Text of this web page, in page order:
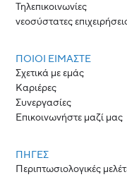
Τηλεπικοινωνίες
νεοσύστατες
ΠΟΙΟΙ ΕΊΜΑΣΤΕ
Σχετικά με εμάς
Καριέρες
Συνεργασίες
Επικοινωνήστε μαζί μας
ΠΗΓΈΣ
Περιπτωσιολογικές